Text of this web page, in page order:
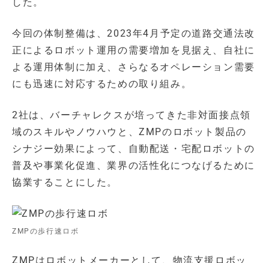
今回の体制整備は、2023年4月予定の道路交通法改
正によるロボット運用の需要増加を見据え、自社に
よる運用体制に加え、さらなるオペレーション需要
にも迅速に対応するための取り組み。
2社は、バーチャレクスが培ってきた非対面接点領
域のスキルやノウハウと、ZMPのロボット製品の
シナジー効果によって、自動配送・宅配ロボットの
普及や事業化促進、業界の活性化につなげるために
協業することにした。
ZMPの歩行速ロボ
ZMPはロボットメーカーとして、物流支援ロボッ